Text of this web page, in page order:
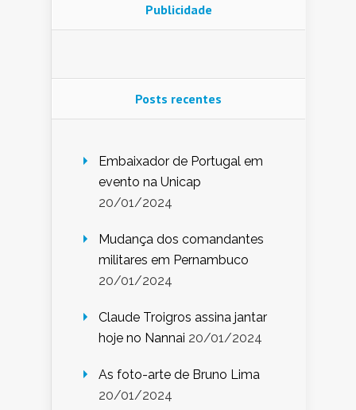
Publicidade
Posts recentes
Embaixador de Portugal em
evento na Unicap
20/01/2024
Mudança dos comandantes
militares em Pernambuco
20/01/2024
Claude Troigros assina jantar
hoje no Nannai 20/01/2024
As foto-arte de Bruno Lima
20/01/2024